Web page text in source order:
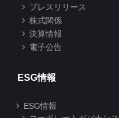
プレスリリース
株式関係
決算情報
電子公告
ESG情報
ESG情報